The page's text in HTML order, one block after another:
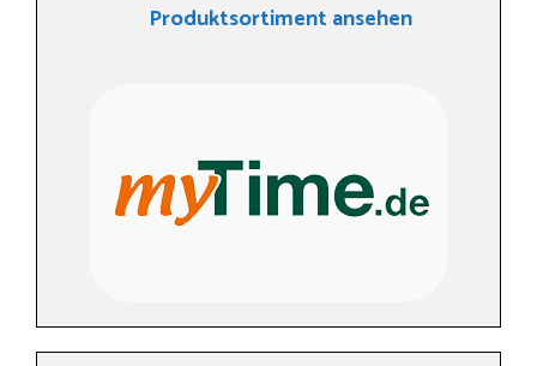
Produktsortiment ansehen